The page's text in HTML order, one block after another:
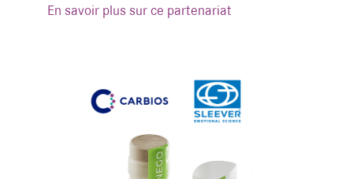
En savoir plus sur ce partenariat